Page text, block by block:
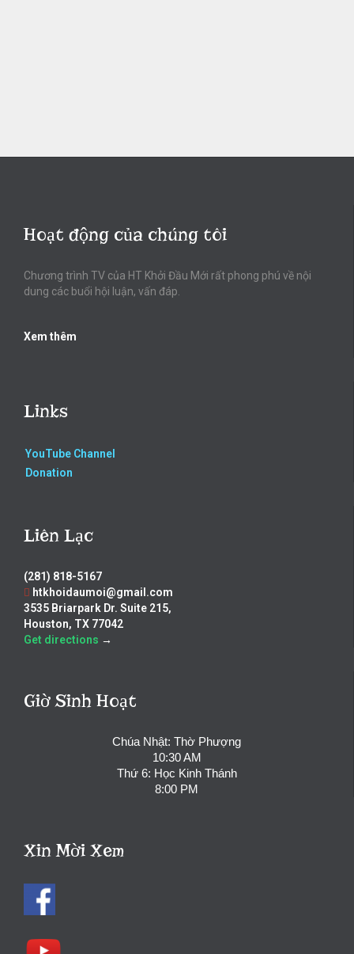
Hoạt động của chúng tôi
Chương trình TV của HT Khởi Đầu Mới rất phong phú về nội
dung các buổi hội luận, vấn đáp.
Xem thêm
Links
YouTube Channel
Donation
Liên Lạc
(281) 818-5167
htkhoidaumoi@gmail.com
3535 Briarpark Dr. Suite 215,
Houston, TX 77042
Get directions →
Giờ Sinh Hoạt
Chúa Nhật: Thờ Phượng
10:30 AM
Thứ 6: Học Kinh Thánh
8:00 PM
Xin Mời Xem